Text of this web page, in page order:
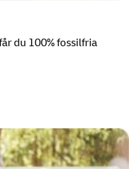
du 100% fossilfria